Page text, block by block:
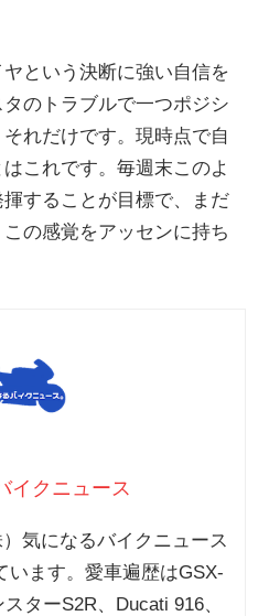
ヤという決断に強い自信を
のトラブルで一つポジシ
れだけです。現時点で自
これです。毎週末このよ
することが目標で、まだ
の感覚をアッセンに持ち
イクニュース
気になるバイクニュース
います。愛車遍歴はGSX-
ターS2R、Ducati 916、